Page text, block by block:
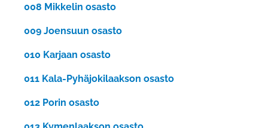
008 Mikkelin osasto
009 Joensuun osasto
010 Karjaan osasto
011 Kala-Pyhäjokilaakson osasto
012 Porin osasto